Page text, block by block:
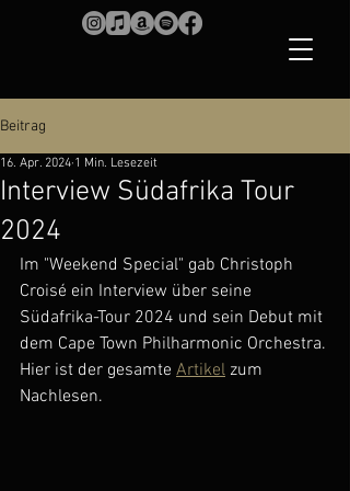
Beitrag
Interview Südafrika Tour
2024
16. Apr. 2024 1 Min. Lesezeit
Im "Weekend Special" gab Christoph
Croisé ein Interview über seine
Südafrika-Tour 2024 und sein Debut mit
dem Cape Town Philharmonic Orchestra.
Hier ist der gesamte Artikel zum
Nachlesen.